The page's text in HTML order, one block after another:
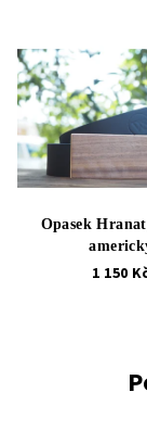
Opasek
1 150